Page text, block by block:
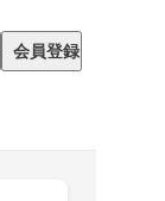
会員登録